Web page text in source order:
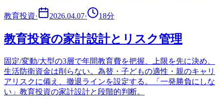
教育投資· 2026.04.07· 18分
教育投資の家計設計とリスク管理
固定/変動/大型の3層で年間教育費を把握、上限を先に決め、
生活防衛資金は削らない。為替・子どもの適性・親のキャリ
アリスクに備え、撤退ラインを設定する。「一発勝負にしな
い」教育投資の家計設計と段階的判断。